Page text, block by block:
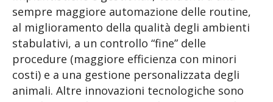
sempre maggiore automazione delle routine,
al miglioramento della qualità degli ambienti
stabulativi, a un controllo “fine” delle
procedure (maggiore efficienza con minori
costi) e a una gestione personalizzata degli
animali. Altre innovazioni tecnologiche sono